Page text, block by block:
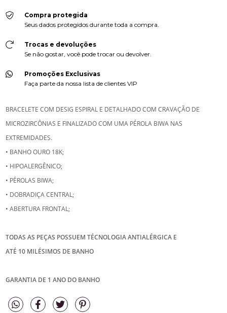
Compra protegida
Seus dados protegidos durante toda a compra.
Trocas e devoluções
Se não gostar, você pode trocar ou devolver.
Promoções Exclusivas
Faça parte da nossa lista de clientes VIP
BRACELETE COM DESIG ESPIRAL E DETALHADO COM CRAVAÇÃO DE
MICROZIRCÔNIAS E FINALIZADO COM UMA PÉROLA BIWA NAS
EXTREMIDADES.
• BANHO OURO 18K;
• HIPOALERGÊNICO;
• PÉROLAS BIWA;
• DOBRADIÇA CENTRAL;
• ABERTURA FRONTAL;
TODAS AS PEÇAS POSSUEM TÉCNOLOGIA ANTIALÉRGICA E
ATÉ 10 MILÉSIMOS DE BANHO
GARANTIA DE 1 ANO DO BANHO